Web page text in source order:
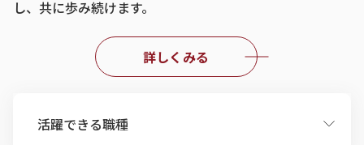
し、共に歩み続けます。
詳しくみる
活躍できる職種